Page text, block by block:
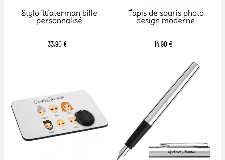
Stylo Waterman bille
personnalisé
33,90 €
Tapis de souris photo
design moderne
14,90 €